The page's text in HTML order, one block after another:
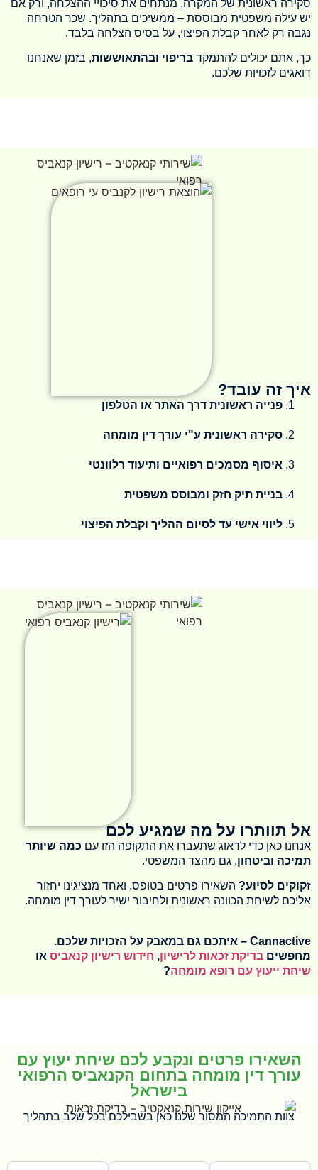
סקירה ראשונית של המקרה, מנתחים את סיכויי ההצלחה, ורק אם
יש עילה משפטית מבוססת – ממשיכים בתהליך. שכר הטרחה
נגבה רק לאחר קבלת הפיצוי, על בסיס הצלחה בלבד.
כך, אתם יכולים להתמקד בריפוי ובהתאוששות, בזמן שאנחנו
דואגים לזכויות שלכם.
איך זה עובד?
פנייה ראשונית דרך האתר או הטלפון
סקירה ראשונית ע"י עורך דין מומחה
איסוף מסמכים רפואיים ותיעוד רלוונטי
בניית תיק חזק ומבוסס משפטית
ליווי אישי עד לסיום ההליך וקבלת הפיצוי
אל תוותרו על מה שמגיע לכם
אנחנו כאן כדי לדאוג שתעברו את התקופה הזו עם כמה שיותר
תמיכה וביטחון, גם מהצד המשפטי.
זקוקים לסיוע? השאירו פרטים בטופס, ואחד מנציגינו יחזור
אליכם לשיחת הכוונה ראשונית ולחיבור ישיר לעורך דין מומחה.
Cannactive – איתכם גם במאבק על הזכויות שלכם.
מחפשים בדיקת זכאות לרישיון, חידוש רישיון קנאביס או
שיחת ייעוץ עם רופא מומחה?
השאירו פרטים ונקבע לכם שיחת יעוץ עם
עורך דין מומחה בתחום הקנאביס הרפואי
בישראל
צוות התמיכה המסור שלנו כאן בשבילכם בכל שלב בתהליך